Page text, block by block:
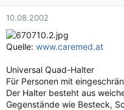
10.08.2002
Quelle: www.caremed.at
Universal Quad-Halter
Für Personen mit
Der Halter besteht aus
Gegenstände wie Besteck,